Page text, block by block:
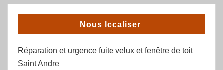
Nous localiser
Réparation et urgence fuite velux et fenêtre de toit
Saint Andre